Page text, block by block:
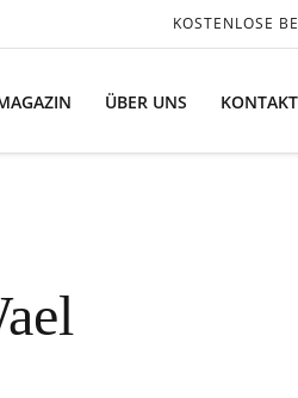
KOSTENLOSE
ÜBER UNS KONTAKT